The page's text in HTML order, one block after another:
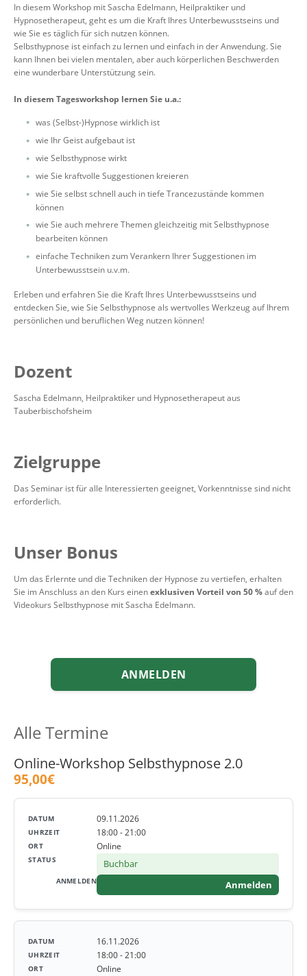
In diesem Workshop mit Sascha Edelmann, Heilpraktiker und
Hypnosetherapeut, geht es um die Kraft Ihres Unterbewusstseins und
wie Sie es täglich für sich nutzen können.
Selbsthypnose ist einfach zu lernen und einfach in der Anwendung. Sie
kann Ihnen bei vielen mentalen, aber auch körperlichen Beschwerden
eine wunderbare Unterstützung sein.
In diesem Tagesworkshop lernen Sie u.a.:
was (Selbst-)Hypnose wirklich ist
wie Ihr Geist aufgebaut ist
wie Selbsthypnose wirkt
wie Sie kraftvolle Suggestionen kreieren
wie Sie selbst schnell auch in tiefe Trancezustände kommen
können
wie Sie auch mehrere Themen gleichzeitig mit Selbsthypnose
bearbeiten können
einfache Techniken zum Verankern Ihrer Suggestionen im
Unterbewusstsein u.v.m.
Erleben und erfahren Sie die Kraft Ihres Unterbewusstseins und
entdecken Sie, wie Sie Selbsthypnose als wertvolles Werkzeug auf Ihrem
persönlichen und beruflichen Weg nutzen können!
Dozent
Sascha Edelmann, Heilpraktiker und Hypnosetherapeut aus
Tauberbischofsheim
Zielgruppe
Das Seminar ist für alle Interessierten geeignet, Vorkenntnisse sind nicht
erforderlich.
Unser Bonus
Um das Erlernte und die Techniken der Hypnose zu vertiefen, erhalten
Sie im Anschluss an den Kurs einenexklusiven Vorteil von 50 %auf den
Videokurs Selbsthypnose mit Sascha Edelmann.
ANMELDEN
Alle Termine
Online-Workshop Selbsthypnose 2.0
95,00€
09.11.2026
18:00 - 21:00
Online
Buchbar
Anmelden
16.11.2026
18:00 - 21:00
Online